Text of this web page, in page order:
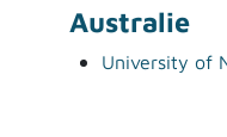
Australie
University of